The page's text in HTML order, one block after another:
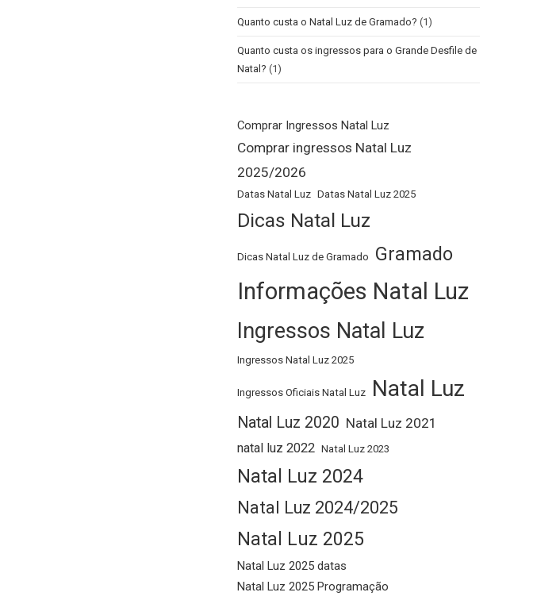
Quanto custa o Natal Luz de Gramado? (1)
Quanto custa os ingressos para o Grande Desfile de
Natal? (1)
Comprar Ingressos Natal Luz
Comprar ingressos Natal Luz
2025/2026
Datas Natal Luz Datas Natal Luz 2025
Dicas Natal Luz
Dicas Natal Luz de Gramado Gramado
Informações Natal Luz
Ingressos Natal Luz
Ingressos Natal Luz 2025
Ingressos Oficiais Natal Luz Natal Luz
Natal Luz 2020 Natal Luz 2021
natal luz 2022 Natal Luz 2023
Natal Luz 2024
Natal Luz 2024/2025
Natal Luz 2025
Natal Luz 2025 datas
Natal Luz 2025 Programação